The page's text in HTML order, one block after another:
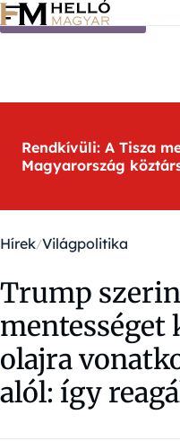
Ugrás a tartalomra
Rendkívüli: A Tisza
Magyarország
Hírek Világpolitika
Trump
mentességet
olajra
alól: így